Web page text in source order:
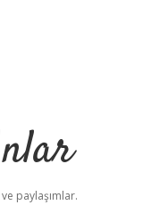
paylaşımlar.